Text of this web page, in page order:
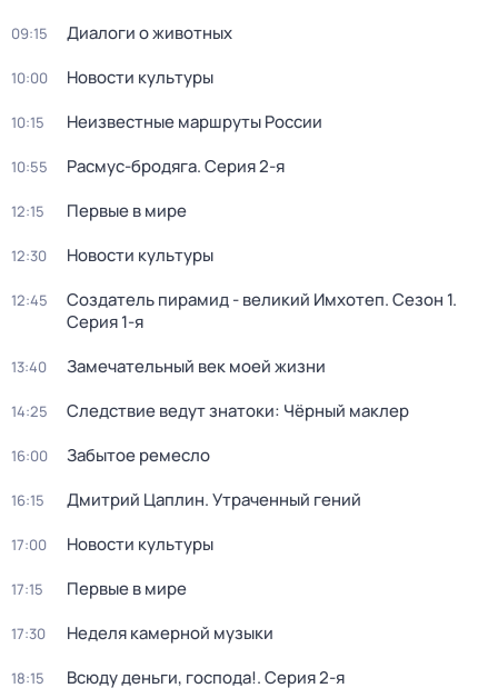
09:15 Диалоги о животных
10:00 Новости культуры
10:15 Неизвестные маршруты России
10:55 Расмус-бродяга. Серия 2-я
12:15 Первые в мире
12:30 Новости культуры
12:45 Создатель пирамид - великий Имхотеп. Сезон 1.
Серия 1-я
13:40 Замечательный век моей жизни
14:25 Следствие ведут знатоки: Чёрный маклер
16:00 Забытое ремесло
16:15 Дмитрий Цаплин. Утраченный гений
17:00 Новости культуры
17:15 Первые в мире
17:30 Неделя камерной музыки
18:15 Всюду деньги, господа!. Серия 2-я